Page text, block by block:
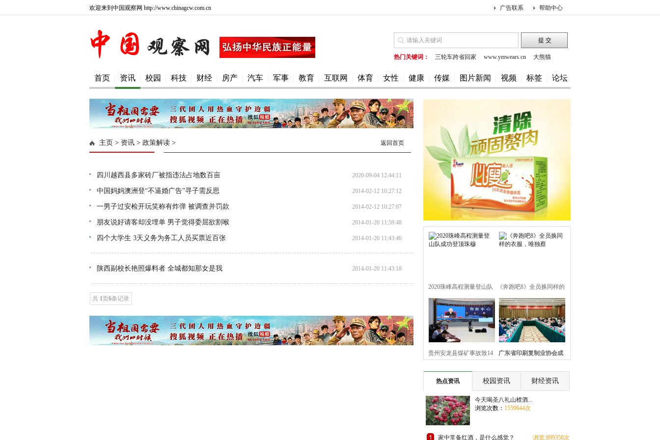
欢迎来到中国观察网 http://www.chinagcw.com.cn 帮助中心
广告联系
热门关键词： 三轮车跨省回家 www.ymwears.cn 大熊猫
首页 资讯 校园 科技 财经 房产 汽车 军事 教育 互联网 体育 女性 健康 传媒 图片新闻 视频 标签 论坛
主页 > 资讯 > 政策解读 > 返回首页
四川越西县多家砖厂被指违法占地数百亩 2020-09-04 12:44:11
中国妈妈澳洲登“不逼婚广告”寻子需反思 2014-02-12 10:27:12
一男子过安检开玩笑称有炸弹 被调查并罚款 2014-02-12 10:27:07
朋友说好请客却没埋单 男子觉得委屈欲割喉 2014-01-20 11:59:48
四个大学生 3天义务为务工人员买票近百张 2014-01-20 11:43:46
陕西副校长艳照爆料者 全城都知那女是我 2014-01-20 11:43:18
共 1页6条记录
2020珠峰高程测量登山队
成功登顶珠穆
《奔跑吧8》全员换同样的
衣服，唯独蔡
贵州安龙县煤矿事故致14 广东省印刷复制业协会成
热点资讯
校园资讯 财经资讯
今天喝圣八礼山楂酒...
浏览次数： 1559644次
家中常备红酒，是什么感觉？ 浏览:899358次